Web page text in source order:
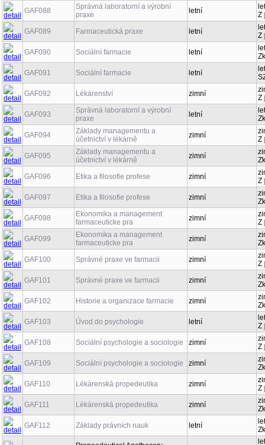
GAF088
Správná laboratorní a výrobní
praxe
letní
Z
GAF089 Farmaceutická praxe letní
Z
GAF090 Sociální farmacie letní
GAF091
Sociální farmacie letní
GAF092
Lékárenství zimní
Z
GAF093
Správná laboratorní a výrobní
praxe
letní
GAF094
Základy managementu a
účetnictví v lékárně
zimní
Z
GAF095
Základy managementu a
účetnictví v lékárně
zimní
GAF096
Etika a filosofie profese zimní
Z
GAF097 Etika a filosofie profese zimní
GAF098
Ekonomika a management
farmaceuticke pra
zimní
Z
GAF099
Ekonomika a management
farmaceuticke pra
zimní
GAF100
Správné praxe ve farmacii zimní
Z
GAF101 Správné praxe ve farmacii zimní
GAF102
Historie a organizace farmacie zimní
GAF103
Úvod do psychologie letní
Z
GAF108 Sociální psychologie a sociologie zimní
Z
GAF109 Sociální psychologie a sociologie zimní
GAF110
Lékárenská propedeutika zimní
Z
GAF111 Lékárenská propedeutika zimní
GAF112
Základy právních nauk letní